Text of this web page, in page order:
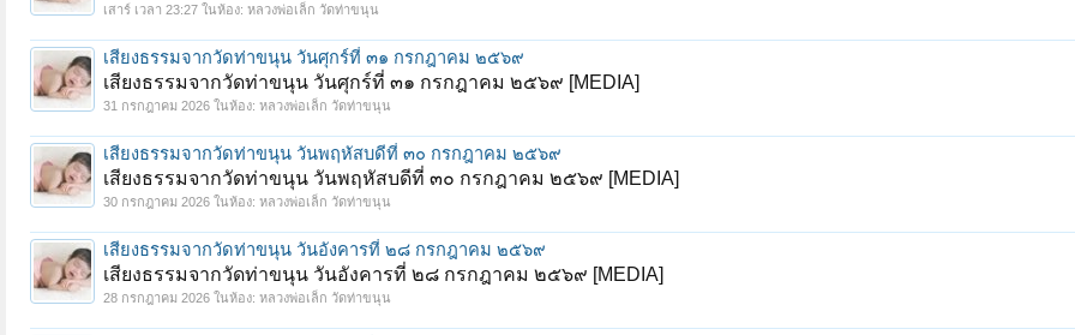
เสาร์ เวลา 23:27 ในห้อง: หลวงพ่อเล็ก วัดท่าขนุน
เสียงธรรมจากวัดท่าขนุน วันศุกร์ที่ ๓๑ กรกฎาคม ๒๕๖๙
เสียงธรรมจากวัดท่าขนุน วันศุกร์ที่ ๓๑ กรกฎาคม ๒๕๖๙ [MEDIA]
31 กรกฎาคม 2026 ในห้อง: หลวงพ่อเล็ก วัดท่าขนุน
เสียงธรรมจากวัดท่าขนุน วันพฤหัสบดีที่ ๓๐ กรกฎาคม ๒๕๖๙
เสียงธรรมจากวัดท่าขนุน วันพฤหัสบดีที่ ๓๐ กรกฎาคม ๒๕๖๙ [MEDIA]
30 กรกฎาคม 2026 ในห้อง: หลวงพ่อเล็ก วัดท่าขนุน
เสียงธรรมจากวัดท่าขนุน วันอังคารที่ ๒๘ กรกฎาคม ๒๕๖๙
เสียงธรรมจากวัดท่าขนุน วันอังคารที่ ๒๘ กรกฎาคม ๒๕๖๙ [MEDIA]
28 กรกฎาคม 2026 ในห้อง: หลวงพ่อเล็ก วัดท่าขนุน